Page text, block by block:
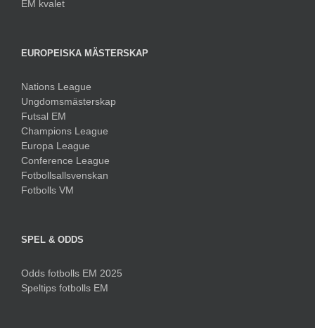
EM kvalet
EUROPEISKA MÄSTERSKAP
Nations League
Ungdomsmästerskap
Futsal EM
Champions League
Europa League
Conference League
Fotbollsallsvenskan
Fotbolls VM
SPEL & ODDS
Odds fotbolls EM 2025
Speltips fotbolls EM